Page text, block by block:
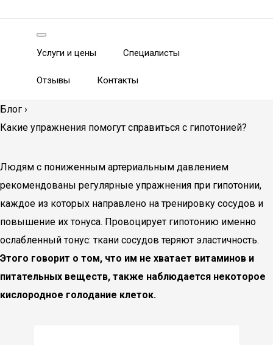
Услуги и цены Специалисты
Отзывы Контакты
Блог ›
Какие упражнения помогут справиться с гипотонией?
Людям с пониженным артериальным давлением
рекомендованы регулярные упражнения при гипотонии,
каждое из которых направлено на тренировку сосудов и
повышение их тонуса. Провоцирует гипотонию именно
ослабленный тонус: ткани сосудов теряют эластичность.
Этого говорит о том, что им не хватает витаминов и
питательных веществ, также наблюдается некоторое
кислородное голодание клеток.